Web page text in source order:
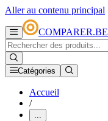
Aller au contenu principal
COMPARER.BE
Catégories
Accueil
/
...